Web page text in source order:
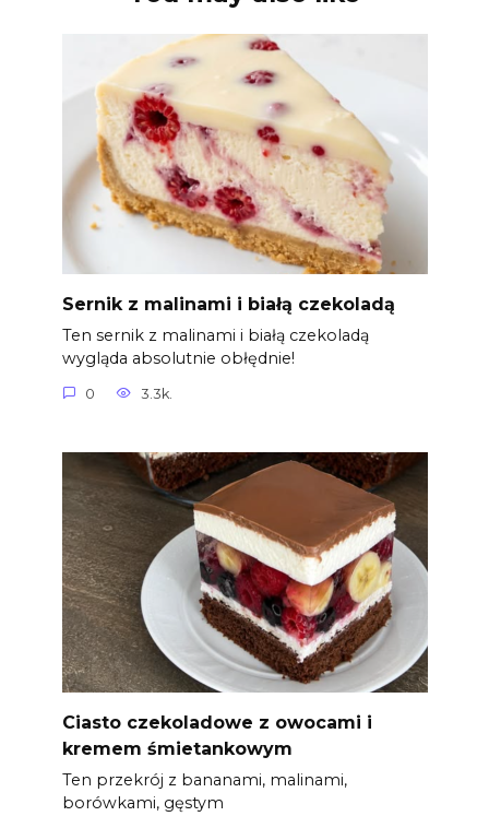
Sernik z malinami i białą czekoladą
Ten sernik z malinami i białą czekoladą
wygląda absolutnie obłędnie!
0 3.3k.
Ciasto czekoladowe z owocami i
kremem śmietankowym
Ten przekrój z bananami, malinami,
borówkami, gęstym